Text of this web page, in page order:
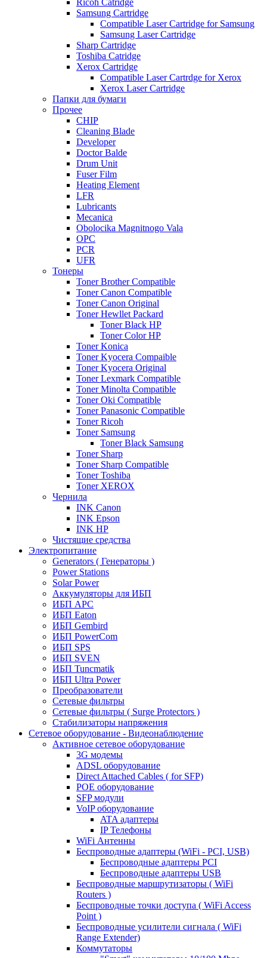
Ricoh Catridge
Samsung Cartridge
Compatible Laser Cartridge for Samsung
Samsung Laser Cartridge
Sharp Cartridge
Toshiba Catridge
Xerox Cartridge
Compatible Laser Cartrdge for Xerox
Xerox Laser Cartridge
Папки для бумаги
Прочее
CHIP
Cleaning Blade
Developer
Doctor Balde
Drum Unit
Fuser Film
Heating Element
LFR
Lubricants
Mecanica
Obolocika Magnitnogo Vala
OPC
PCR
UFR
Тонеры
Toner Brother Compatible
Toner Canon Compatible
Toner Canon Original
Toner Hewllet Packard
Toner Black HP
Toner Color HP
Toner Konica
Toner Kyocera Compaible
Toner Kyocera Original
Toner Lexmark Compatible
Toner Minolta Compatible
Toner Oki Compatible
Toner Panasonic Compatible
Toner Ricoh
Toner Samsung
Toner Black Samsung
Toner Sharp
Toner Sharp Compatible
Toner Toshiba
Toner XEROX
Чернила
INK Canon
INK Epson
INK HP
Чистящие средства
Электропитание
Generators ( Генераторы )
Power Stations
Solar Power
Аккумуляторы для ИБП
ИБП APC
ИБП Eaton
ИБП Gembird
ИБП PowerCom
ИБП SPS
ИБП SVEN
ИБП Tuncmatik
ИБП Ultra Power
Преобразователи
Сетевые фильтры
Сетевые фильтры ( Surge Protectors )
Стабилизаторы напряжения
Сетевое оборудование - Видеонаблюдение
Активное сетевое оборудование
3G модемы
ADSL оборудование
Direct Attached Cables ( for SFP)
POE оборудование
SFP модули
VoIP оборудование
ATA адаптеры
IP Телефоны
WiFi Антенны
Беспроводные адаптеры (WiFi - PCI, USB)
Беспроводные адаптеры PCI
Беспроводные адаптеры USB
Беспроводные маршрутизаторы ( WiFi
Routers )
Беспроводные точки доступа ( WiFi Access
Point )
Беспроводные усилители сигнала ( WiFi
Range Extender)
Коммутаторы